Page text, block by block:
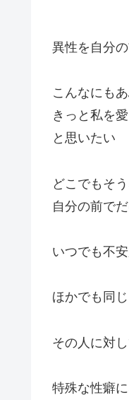
異性を自分
こんなにも
きっと私を
と思いたい
どこでもそ
自分の前で
いつでも不
ほかでも同
その人に対
特殊な性癖